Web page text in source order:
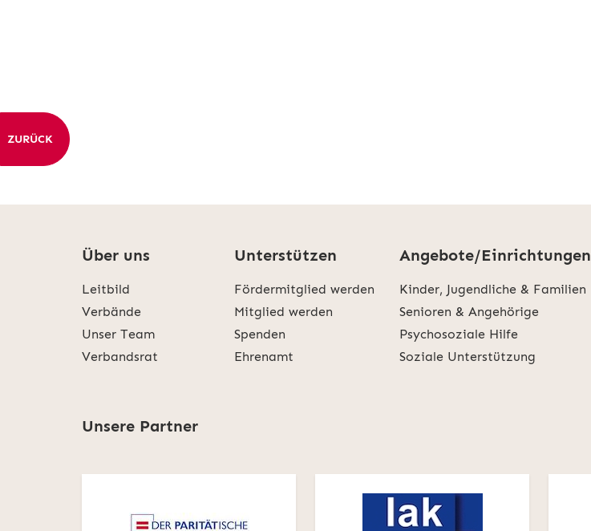
ZURÜCK
Über uns
Leitbild
Verbände
Unser Team
Verbandsrat
Unterstützen
Fördermitglied werden
Mitglied werden
Spenden
Ehrenamt
Angebote/Einrichtungen
Kinder, Jugendliche & Familien
Senioren & Angehörige
Psychosoziale Hilfe
Soziale Unterstützung
Unsere Partner